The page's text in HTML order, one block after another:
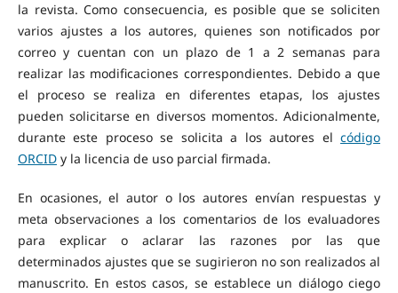
la revista. Como consecuencia, es posible que se soliciten
varios ajustes a los autores, quienes son notificados por
correo y cuentan con un plazo de 1 a 2 semanas para
realizar las modificaciones correspondientes. Debido a que
el proceso se realiza en diferentes etapas, los ajustes
pueden solicitarse en diversos momentos. Adicionalmente,
durante este proceso se solicita a los autores elcódigo
ORCID y la licencia de uso parcial firmada.
En ocasiones, el autor o los autores envían respuestas y
meta observaciones a los comentarios de los evaluadores
para explicar o aclarar las razones por las que
determinados ajustes que se sugirieron no son realizados al
manuscrito. En estos casos, se establece un diálogo ciego